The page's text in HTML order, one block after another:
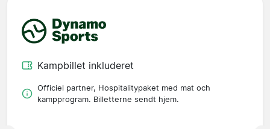
Kampbillet inkluderet
Officiel partner, Hospitalitypaket med mat och
kampprogram. Billetterne sendt hjem.